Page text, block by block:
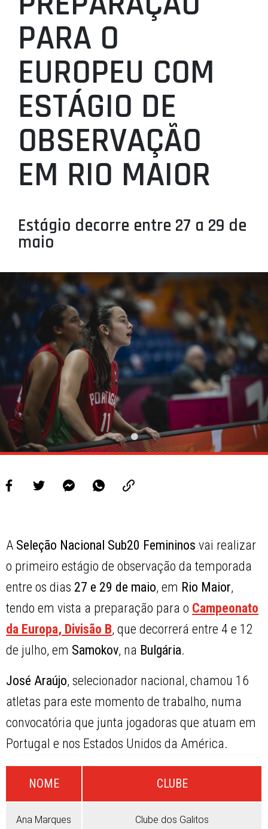
PROJETOS
LIGA BETCLIC MASCULINA
LIGA BETCLIC FEMININA
PARA O
EUROPEU COM
ESTÁGIO DE
OBSERVAÇÃO
EM RIO MAIOR
Estágio decorre entre 27 a 29 de
maio
A Seleção Nacional Sub20 Femininos vai realizar
o primeiro estágio de observação da temporada
entre os dias 27 e 29 de maio, em Rio Maior,
tendo em vista a preparação para o Campeonato
da Europa, Divisão B, que decorrerá entre 4 e 12
de julho, em Samokov, na Bulgária.
José Araújo, selecionador nacional, chamou 16
atletas para este momento de trabalho, numa
convocatória que junta jogadoras que atuam em
Portugal e nos Estados Unidos da América.
NOME CLUBE
Ana Marques Clube dos Galitos